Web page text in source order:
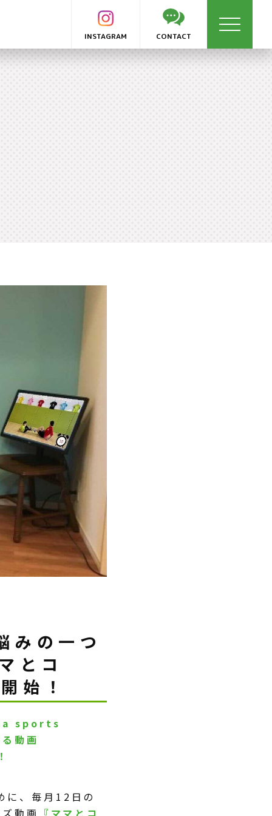
INSTAGRAM CONTACT
みの一つ
とコ
！
sports
動画
に、毎月12日の
動画 『ママとコ